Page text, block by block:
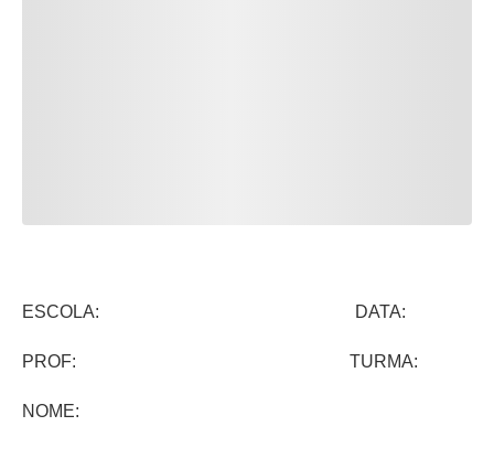
ESCOLA: DATA:
PROF: TURMA:
NOME: